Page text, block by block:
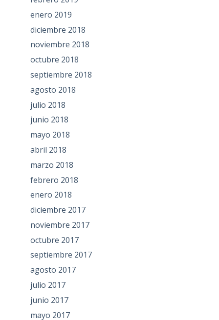
enero 2019
diciembre 2018
noviembre 2018
octubre 2018
septiembre 2018
agosto 2018
julio 2018
junio 2018
mayo 2018
abril 2018
marzo 2018
febrero 2018
enero 2018
diciembre 2017
noviembre 2017
octubre 2017
septiembre 2017
agosto 2017
julio 2017
junio 2017
mayo 2017